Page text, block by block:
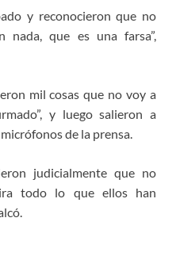
y reconocieron que no
nada, que es una farsa”,
mil cosas que no voy a
y luego salieron a
de la prensa.
judicialmente que no
todo lo que ellos han